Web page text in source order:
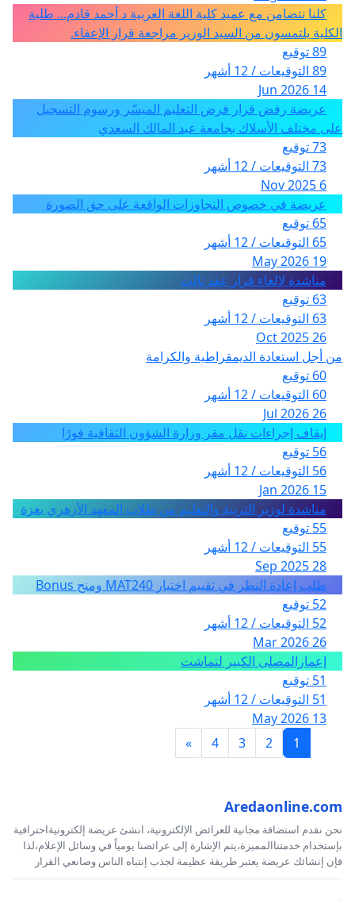
كلنا نتضامن مع عميد كلية اللغة العربية د أحمد قادم... طلبة
الكلية يلتمسون من السيد الوزير مراجعة قرار الإعفاء.
89 توقيع
89 التوقيعات / 12 أشهر
14 Jun 2026
عريضة رفض قرار فرض التعليم الميسّر ورسوم التسجيل
على مختلف الأسلاك بجامعة عبد المالك السعدي
73 توقيع
73 التوقيعات / 12 أشهر
6 Nov 2025
عريضة في خصوص التجاوزات الواقعة على حق الصورة
65 توقيع
65 التوقيعات / 12 أشهر
19 May 2026
مناشدة لالغاء قرار عقد ثالث
63 توقيع
63 التوقيعات / 12 أشهر
26 Oct 2025
من أجل استعادة الديمقراطية والكرامة
60 توقيع
60 التوقيعات / 12 أشهر
26 Jul 2026
إيقاف إجراءات نقل مقر وزارة الشؤون الثقافية فورًا
56 توقيع
56 التوقيعات / 12 أشهر
15 Jan 2026
مناشدة لوزير التربية والتعليم من طلاب المعهد الأزهري بغزة
55 توقيع
55 التوقيعات / 12 أشهر
28 Sep 2025
طلب إعادة النظر في تقييم اختبار MAT240 ومنح Bonus
52 توقيع
52 التوقيعات / 12 أشهر
26 Mar 2026
إعمارالمصلى الكبير لتماشت
51 توقيع
51 التوقيعات / 12 أشهر
13 May 2026
1
2
3
4
»
Aredaonline.com
نحن نقدم استضافة مجانية للعرائض الإلكترونية، انشئ عريضة إلكترونيةاحترافية
بإستخدام خدمتناالمميزة،يتم الإشارة إلى عرائضنا يومياً في وسائل الإعلام،لذا
فإن إنشائك عريضة يعتبر طريقة عظيمة لجذب إنتباه الناس وصانعي القرار